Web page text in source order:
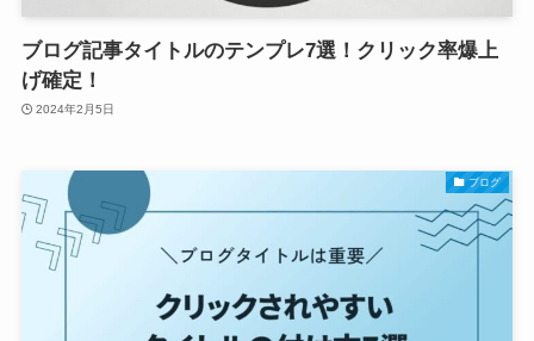
ブログ記事タイトルのテンプレ7選！クリック率爆上
げ確定！
2024年2月5日
ブログ